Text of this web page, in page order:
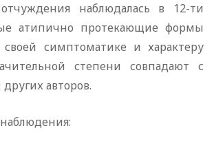
отчуждения наблюдалась в 12-ти
атипично протекающие формы
симптоматике и характеру
степени совпадают с
авторов.